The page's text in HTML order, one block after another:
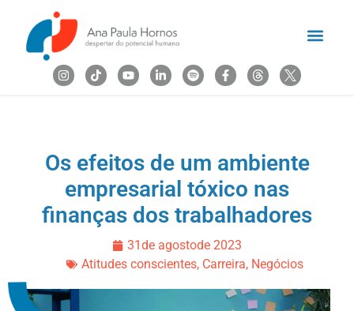
Os efeitos de um ambiente
empresarial tóxico nas
finanças dos trabalhadores
31de agostode 2023
Atitudes conscientes, Carreira, Negócios